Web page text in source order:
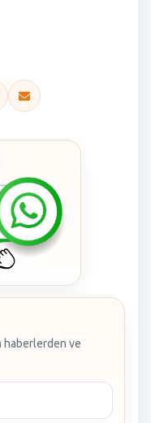
haberlerden ve